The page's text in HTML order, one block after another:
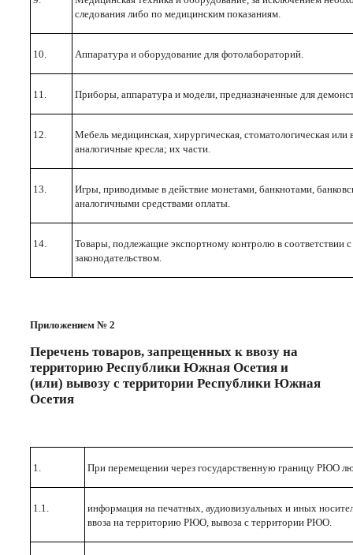
следования либо по медицинским показаниям.
10. Аппаратура и оборудование для фотолабораторий.
11. Приборы, аппаратура и модели, предназначенные для
12.
Мебель медицинская, хирургическая, стоматологическая или
аналогичные кресла; их части.
13.
Игры, приводимые в действие монетами, банкнотами,
аналогичными средствами оплаты.
14.
Товары, подлежащие экспортному контролю в
законодательством.
Приложением № 2
Перечень товаров, запрещенных к ввозу на
территорию Республики Южная Осетия и
(или) вывозу с территории Республики Южная
Осетия
1. При перемещении через государственную границу РЮО
1.1.
информация на печатных, аудиовизуальных и иных
ввоза на территорию РЮО, вывоза с территории РЮО.